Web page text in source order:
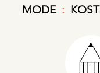
MODE :